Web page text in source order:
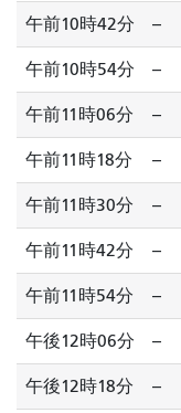
午前10時42分 --
午前10時54分 --
午前11時06分 --
午前11時18分 --
午前11時30分 --
午前11時42分 --
午前11時54分 --
午後12時06分 --
午後12時18分 --